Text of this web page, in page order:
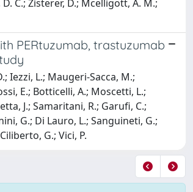
C.; Zisterer, D.; Mcelligott, A. M.;
PERtuzumab, trastuzumab
Iezzi, L.; Maugeri-Sacca, M.;
E.; Botticelli, A.; Moscetti, L.;
J.; Samaritani, R.; Garufi, C.;
G.; Di Lauro, L.; Sanguineti, G.;
G.; Vici, P.